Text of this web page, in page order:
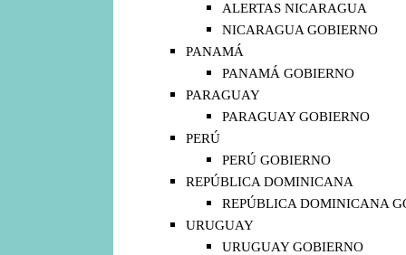
ALERTAS NICARAGUA
NICARAGUA GOBIERNO
PANAMÁ
PANAMÁ GOBIERNO
PARAGUAY
PARAGUAY GOBIERNO
PERÚ
PERÚ GOBIERNO
REPÚBLICA DOMINICANA
REPÚBLICA DOMINICANA
URUGUAY
URUGUAY GOBIERNO